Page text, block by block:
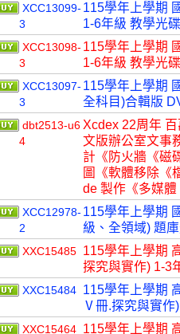
XCC13099-
3
115學年上學期
1-6年級 教學光
XCC13098-
3
115學年上學期
1-6年級 教學光
XCC13097-
3
115學年上學期
全科目)合輯版
dbt2513-u6
4
Xcdex 22周年
文版辦公室文事
計《防火牆《磁
圖《軟體移除《
de 製作《多媒
XCC12978-
2
115學年上學期
級、全領域) 題
XXC15485 115學年上學期
探究與實作) 1-3
XXC15484 115學年上學期
Ⅴ冊.探究與實作
XXC15464 115學年上學期